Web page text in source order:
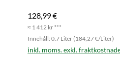
128,99 €
≈ 1 412 kr ***
Innehåll: 0.7 Liter (184,27 €/Liter)
inkl. moms. exkl.